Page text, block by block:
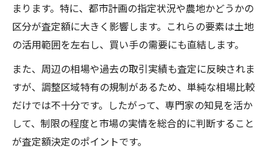
まります。特に、都市計画の指定状況や農地かどうかの
区分が査定額に大きく影響します。これらの要素は土地
の活用範囲を左右し、買い手の需要にも直結します。
また、周辺の相場や過去の取引実績も査定に反映されま
すが、調整区域特有の規制があるため、単純な相場比較
だけでは不十分です。したがって、専門家の知見を活か
して、制限の程度と市場の実情を総合的に判断すること
が査定額決定のポイントです。